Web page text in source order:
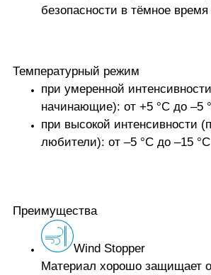
безопасности в тёмное время
Температурный режим
при умеренной
начинающие): от +5 °C до –5
при высокой интенсивности
любители): от –5 °C до –15 °C
Преимущества
Wind Stopper
Материал хорошо защищает